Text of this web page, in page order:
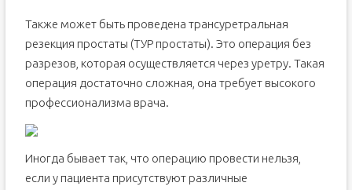
Также может быть проведена трансуретральная
резекция простаты (ТУР простаты). Это операция без
разрезов, которая осуществляется через уретру. Такая
операция достаточно сложная, она требует высокого
профессионализма врача.
Иногда бывает так, что операцию провести нельзя,
если у пациента присутствуют различные